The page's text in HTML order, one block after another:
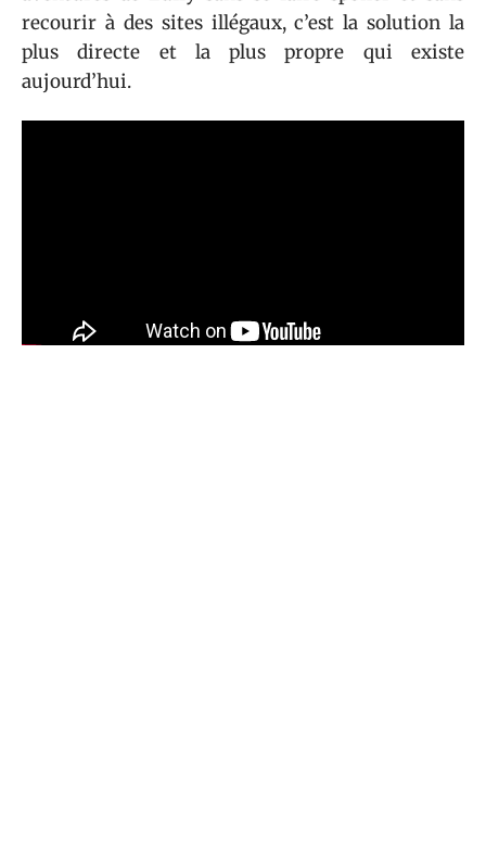
recourir à des sites illégaux, c’est la solution la
plus directe et la plus propre qui existe
aujourd’hui.